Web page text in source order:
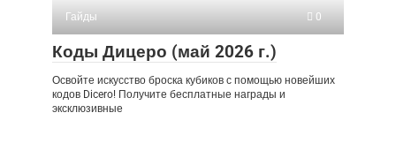
Гайды
0
Коды Дицеро (май 2026 г.)
Освойте искусство броска кубиков с помощью новейших
кодов Dicero! Получите бесплатные награды и
эксклюзивные